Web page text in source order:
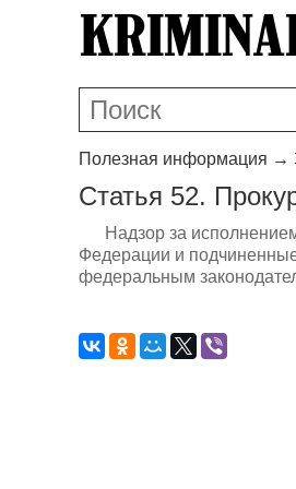
Полезная информация →
Статья 52.
Надзор за
Федерации и
федеральным